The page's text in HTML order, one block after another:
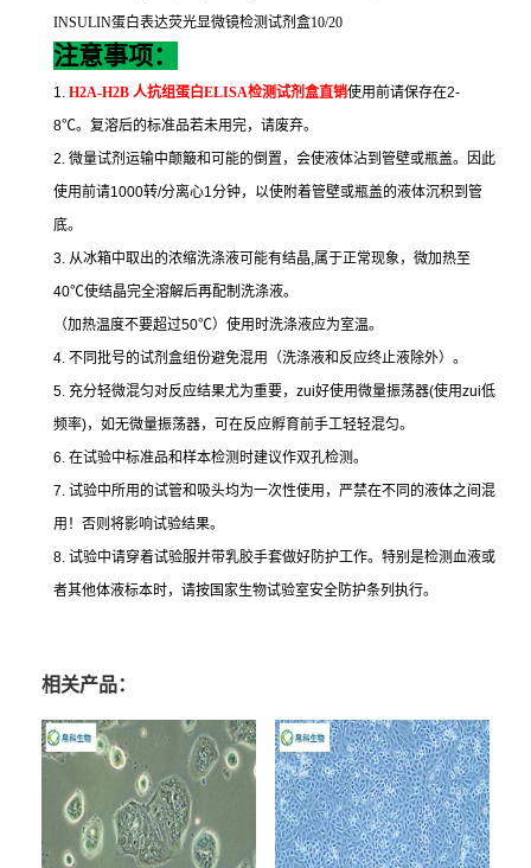
INSULIN蛋白表达荧光显微镜检测试剂盒10/20
注意事项：
1. H2A-H2B 人抗组蛋白ELISA检测试剂盒直销使用前请保存在2-
8℃。复溶后的标准品若未用完，请废弃。
2. 微量试剂运输中颠簸和可能的倒置，会使液体沾到管壁或瓶盖。因此
使用前请1000转/分离心1分钟，以使附着管壁或瓶盖的液体沉积到管
底。
3. 从冰箱中取出的浓缩洗涤液可能有结晶,属于正常现象，微加热至
40℃使结晶完全溶解后再配制洗涤液。
（加热温度不要超过50℃）使用时洗涤液应为室温。
4. 不同批号的试剂盒组份避免混用（洗涤液和反应终止液除外）。
5. 充分轻微混匀对反应结果尤为重要， zui好使用微量振荡器(使用zui低
频率)，如无微量振荡器，可在反应孵育前手工轻轻混匀。
6. 在试验中标准品和样本检测时建议作双孔检测。
7. 试验中所用的试管和吸头均为一次性使用，严禁在不同的液体之间混
用！否则将影响试验结果。
8. 试验中请穿着试验服并带乳胶手套做好防护工作。特别是检测血液或
者其他体液标本时，请按国家生物试验室安全防护条列执行。
相关产品：